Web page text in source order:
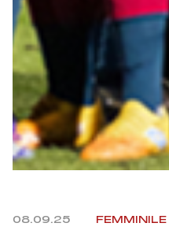
Caffè Boasi x Genoa
Helan x Genoa
Isolani x Genoa
Gift Card Online Store
08.09.25 FEMMINILE